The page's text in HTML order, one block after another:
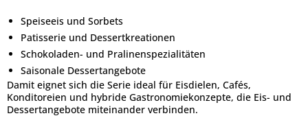
Speiseeis und Sorbets
Patisserie und Dessertkreationen
Schokoladen- und Pralinenspezialitäten
Saisonale Dessertangebote
Damit eignet sich die Serie ideal für Eisdielen, Cafés,
Konditoreien und hybride Gastronomiekonzepte, die Eis- und
Dessertangebote miteinander verbinden.